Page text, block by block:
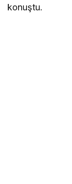
konuştu.